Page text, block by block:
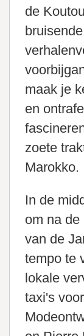
de
maak je
en
zoete
Marokko.
In de
om na
van de
tempo te
lokale
taxi's